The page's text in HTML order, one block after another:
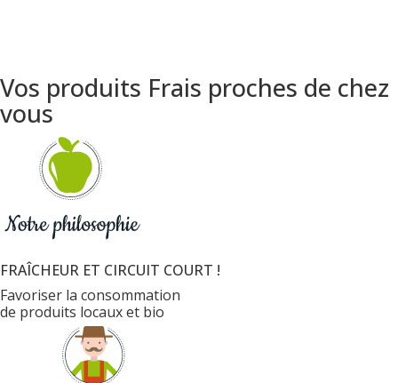
Vos produits Frais proches de chez
vous
FRAÎCHEUR ET CIRCUIT COURT !
Favoriser la consommation
de produits locaux et bio